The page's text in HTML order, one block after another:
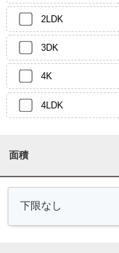
2LDK
3DK
4K
4LDK
面積